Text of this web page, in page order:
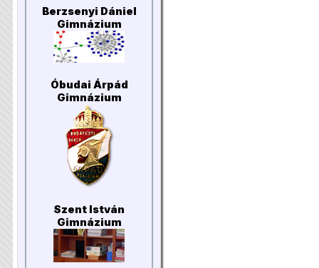
Berzsenyi Dániel
Gimnázium
Óbudai Árpád
Gimnázium
Szent István
Gimnázium